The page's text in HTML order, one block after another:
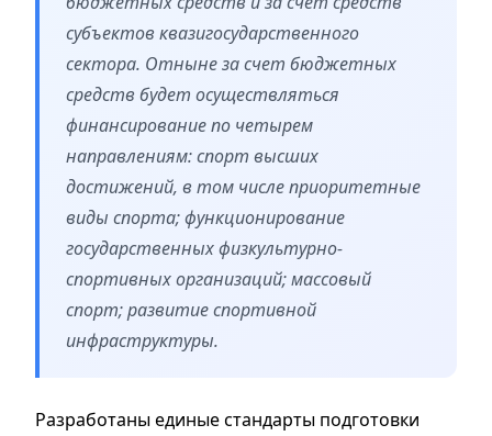
субъектов квазигосударственного
сектора. Отныне за счет бюджетных
средств будет осуществляться
финансирование по четырем
направлениям: спорт высших
достижений, в том числе приоритетные
виды спорта; функционирование
государственных физкультурно-
спортивных организаций; массовый
спорт; развитие спортивной
инфраструктуры.
Разработаны единые стандарты подготовки